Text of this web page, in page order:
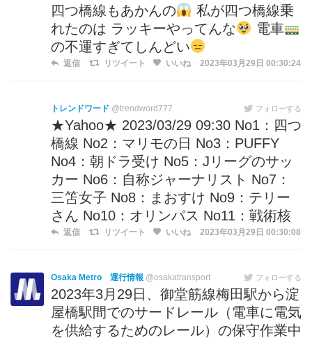
四つ橋線もあかんの
私が四つ橋線乗
れたのは ラッキーやってんな
電車
の不運すぎてしんどい
返信 リツイート いいね 2023年03月29日 00:30:24
トレンドワード @trendword777 フォローする
★Yahoo★ 2023/03/29 09:30 No1：四つ
橋線 No2：マリモの日 No3：PUFFY
No4：朝ドラ受け No5：Jリーグのサッ
カー No6：自称ジャーナリスト No7：
三笘女子 No8：まおすけ No9：テリー
さん No10：オリンパス No11：戦術核
返信 リツイート いいね 2023年03月29日 00:30:08
Osaka Metro 運行情報 @osakatransport フォローする
2023年3月29日、御堂筋線梅田駅から淀
屋橋駅間でのサードレール（電車に電気
を供給するためのレール）の保守作業中